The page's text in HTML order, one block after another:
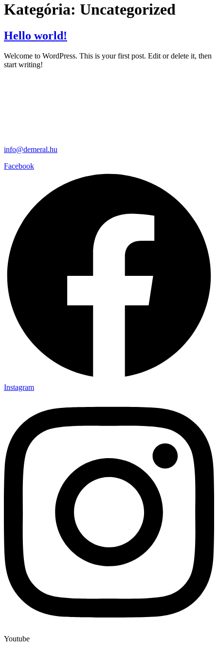
Kategória: Uncategorized
Hello world!
Welcome to WordPress. This is your first post. Edit or delete it, then
start writing!
info@demeral.hu
Facebook
Instagram
Youtube